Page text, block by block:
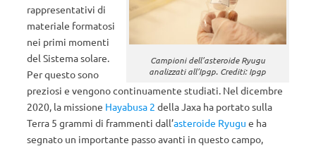
Campioni dell’asteroide Ryugu
analizzati all’Ipgp. Crediti: Ipgp
rappresentativi di
materiale formatosi
nei primi momenti
del Sistema solare.
Per questo sono
preziosi e vengono continuamente studiati. Nel dicembre
2020, la missione Hayabusa 2 della Jaxa ha portato sulla
Terra 5 grammi di frammenti dall’asteroide Ryugu e ha
segnato un importante passo avanti in questo campo,